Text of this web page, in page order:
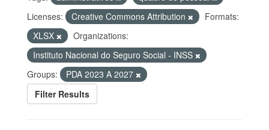
Licenses:
Creative Commons Attribution
Formats:
XLSX
Organizations:
Instituto Nacional do Seguro Social - INSS
Groups:
PDA 2023 A 2027
Filter Results